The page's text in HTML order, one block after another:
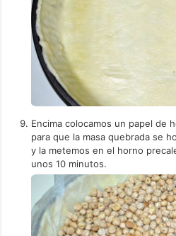
Encima colocamos un papel de
para que la masa quebrada se
y la metemos en el horno
unos 10 minutos.